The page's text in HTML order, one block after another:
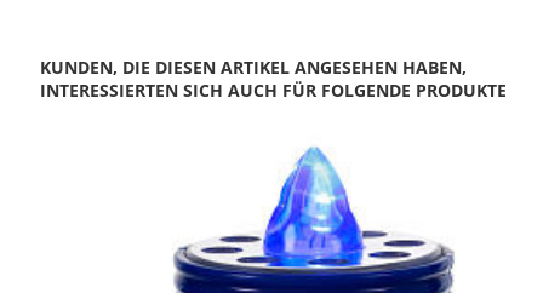
KUNDEN, DIE DIESEN ARTIKEL ANGESEHEN HABEN,
INTERESSIERTEN SICH AUCH FÜR FOLGENDE PRODUKTE